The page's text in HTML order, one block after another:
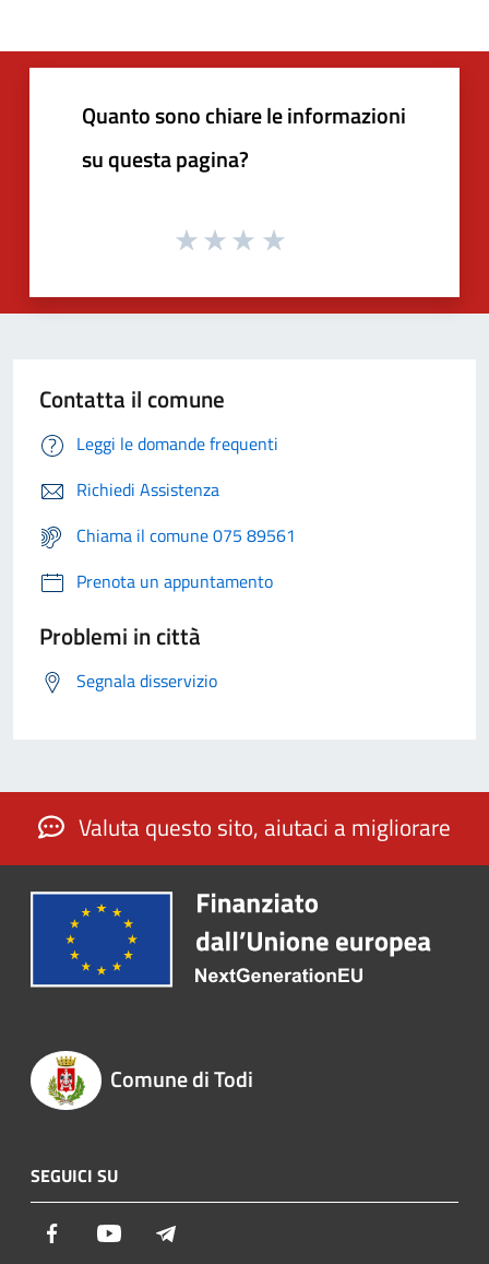
Quanto sono chiare le informazioni
su questa pagina?
Contatta il comune
Leggi le domande frequenti
Richiedi Assistenza
Chiama il comune 075 89561
Prenota un appuntamento
Problemi in città
Segnala disservizio
Valuta questo sito, aiutaci a migliorare
Comune di Todi
SEGUICI SU
Facebook Youtube